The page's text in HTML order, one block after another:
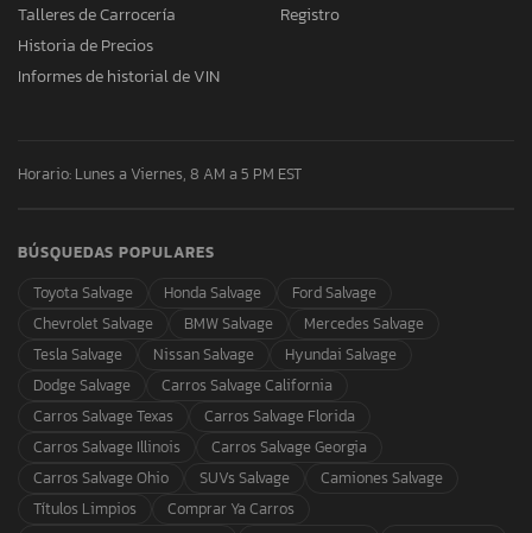
Talleres de Carrocería
Historia de Precios
Informes de historial de VIN
Registro
Horario: Lunes a Viernes, 8 AM a 5 PM EST
BÚSQUEDAS POPULARES
Toyota Salvage
Honda Salvage
Ford Salvage
Chevrolet Salvage
BMW Salvage
Mercedes Salvage
Tesla Salvage
Nissan Salvage
Hyundai Salvage
Dodge Salvage
Carros Salvage California
Carros Salvage Texas
Carros Salvage Florida
Carros Salvage Illinois
Carros Salvage Georgia
Carros Salvage Ohio
SUVs Salvage
Camiones Salvage
Títulos Limpios
Comprar Ya Carros